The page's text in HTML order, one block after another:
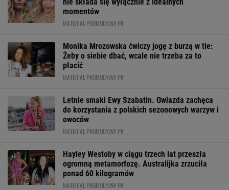
momentów
MATERIAŁ PROMOCYJNY PR
Monika Mrozowska ćwiczy jogę z burzą w tle:
Żeby o siebie dbać, wcale nie trzeba za to
płacić
MATERIAŁ PROMOCYJNY PR
Letnie smaki Ewy Szabatin. Gwiazda zachęca
do korzystania z polskich sezonowych warzyw i
owoców
MATERIAŁ PROMOCYJNY PR
Hayley Westoby w ciągu trzech lat przeszła
ogromną metamorfozę. Australijka zrzuciła
ponad 60 kilogramów
MATERIAŁ PROMOCYJNY PR